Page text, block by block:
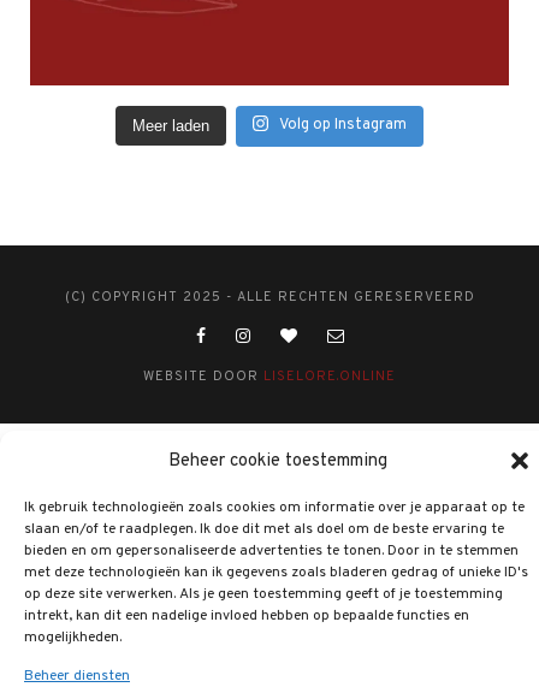
Beheer cookie toestemming
Ik gebruik technologieën zoals cookies om informatie over je apparaat op te
slaan en/of te raadplegen. Ik doe dit met als doel om de beste ervaring te
bieden en om gepersonaliseerde advertenties te tonen. Door in te stemmen
met deze technologieën kan ik gegevens zoals bladeren gedrag of unieke ID's
op deze site verwerken. Als je geen toestemming geeft of je toestemming
intrekt, kan dit een nadelige invloed hebben op bepaalde functies en
mogelijkheden.
Beheer diensten
Meer laden Volg op Instagram
(C) COPYRIGHT 2025 - ALLE RECHTEN GERESERVEERD
WEBSITE DOOR LISELORE.ONLINE